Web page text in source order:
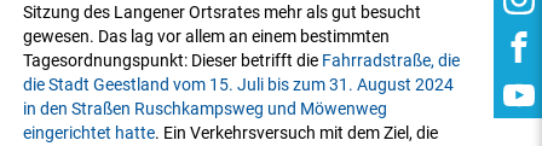
Sitzung des Langener Ortsrates mehr als gut besucht
gewesen. Das lag vor allem an einem bestimmten
Tagesordnungspunkt: Dieser betrifft die Fahrradstraße, die
die Stadt Geestland vom 15. Juli bis zum 31. August 2024
in den Straßen Ruschkampsweg und Möwenweg
eingerichtet hatte. Ein Verkehrsversuch mit dem Ziel, die